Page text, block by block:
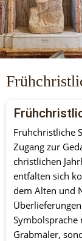
Frühchristliche
Zugang zur
christlichen
entfalten sich
dem Alten und
Grabmäler,